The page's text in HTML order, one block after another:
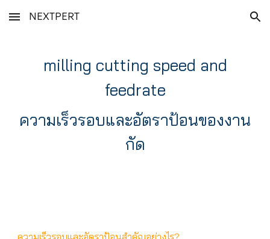
Skip to main content Skip to navigation
NEXTPERT
milling cutting speed and
feedrate
ความเร็วรอบและอัตราป้อนของงาน
กัด
ความเร็วรอบและอัตราป้อนสำคัญอย่างไร?